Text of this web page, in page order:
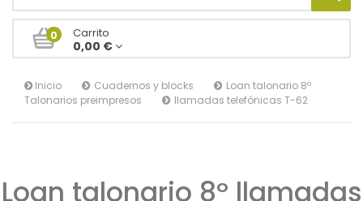
0 Carrito
0,00 €
Inicio
Cuadernos y blocks
Talonarios preimpresos
Loan talonario 8º
llamadas telefónicas T-62
Loan talonario 8º llamadas